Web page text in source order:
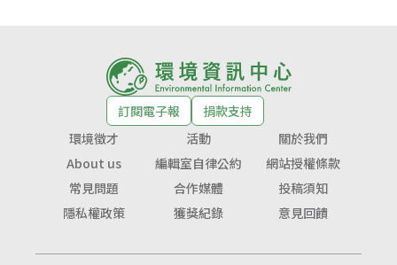
訂閱電子報
捐款支持
環境徵才
活動
關於我們
About us
編輯室自律公約
網站授權條款
常見問題
合作媒體
投稿須知
隱私權政策
獲獎紀錄 意見回饋